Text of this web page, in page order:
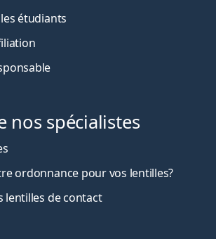
étudiants
nos spécialistes
ordonnance pour vos lentilles?
lentilles de contact